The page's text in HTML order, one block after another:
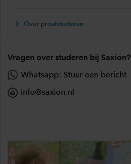
Over proefstuderen
Vragen over studeren bij Saxion?
Whatsapp: Stuur een bericht
info@saxion.nl